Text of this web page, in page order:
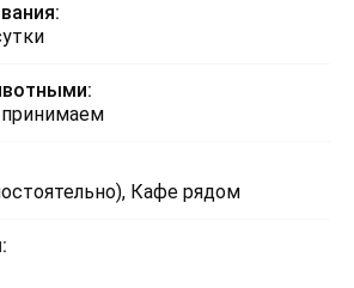
Кафе рядом